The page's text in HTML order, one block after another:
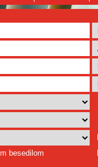
besedilom